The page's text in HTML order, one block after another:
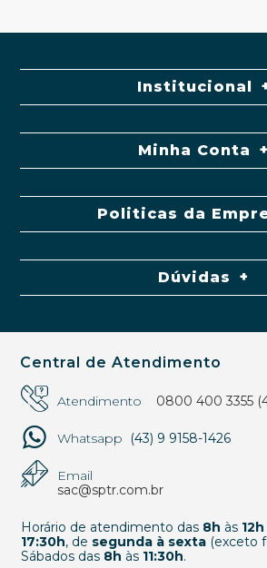
Institucional
Minha Conta
Politicas da
Dúvidas
Central de Atendimento
Atendimento 0800 400 3355
Whatsapp (43) 9 9158-1426
Email
sac@sptr.com.br
Horário de atendimento das 8h às 12h
17:30h, de segunda à sexta(exceto
Sábados das 8h às 11:30h.